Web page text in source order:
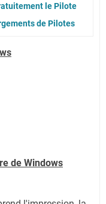
le Pilote
de Pilotes
de Windows